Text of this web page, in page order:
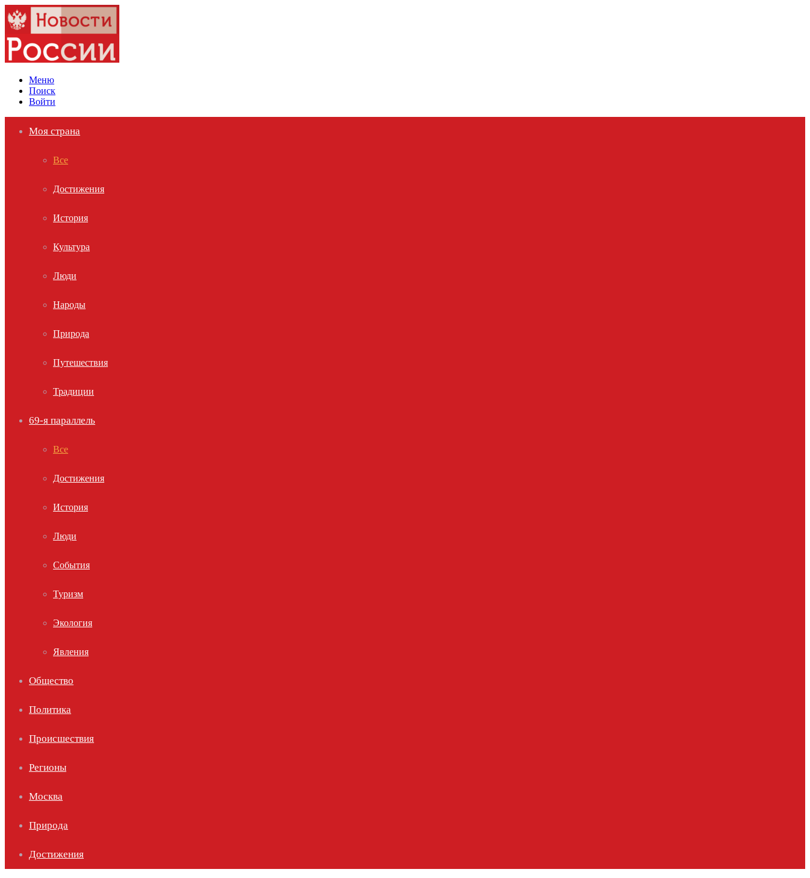
Меню
Поиск
Войти
Моя страна
Все
Достижения
История
Культура
Люди
Народы
Природа
Путешествия
Традиции
69-я параллель
Все
Достижения
История
Люди
События
Туризм
Экология
Явления
Общество
Политика
Происшествия
Регионы
Москва
Природа
Достижения